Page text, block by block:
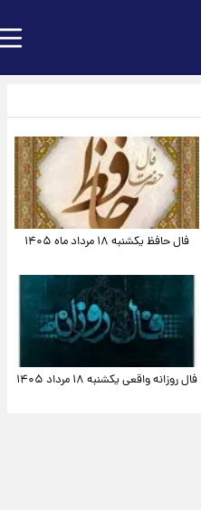
فال حافظ یکشنبه ۱۸ مرداد ماه ۱۴۰۵
فال روزانه واقعی یکشنبه ۱۸ مرداد ۱۴۰۵